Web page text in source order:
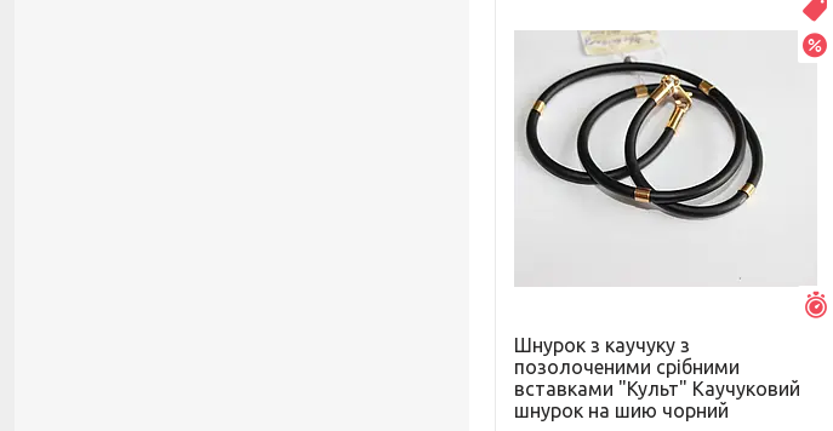
Шнурок з каучуку з
позолоченими срібними
вставками "Культ" Каучуковий
шнурок на шию чорний